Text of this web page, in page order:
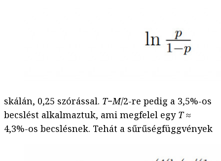
skálán, 0,25 szórással. T−M/2-re pedig a 3,5%-os
becslést alkalmaztuk, ami megfelel egy T≈
4,3%-os becslésnek. Tehát a sűrűségfüggvények